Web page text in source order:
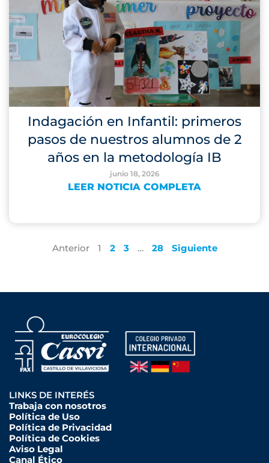
Indagación en Infantil: primeros
pasos de nuestros alumnos de 2
años en la metodología IB
junio 18, 2026
LEER NOTICIA COMPLETA
Anterior 1 2 3 … 28 Siguiente
LINKS DE INTERÉS
Trabaja con nosotros
Política de Uso
Política de Privacidad
Política de Cookies
Aviso Legal
Canal Ético